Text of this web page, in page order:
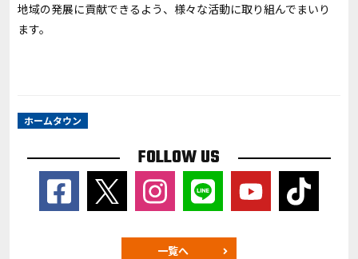
地域の発展に貢献できるよう、様々な活動に取り組んでまいり
ます。
ホームタウン
FOLLOW US
一覧へ